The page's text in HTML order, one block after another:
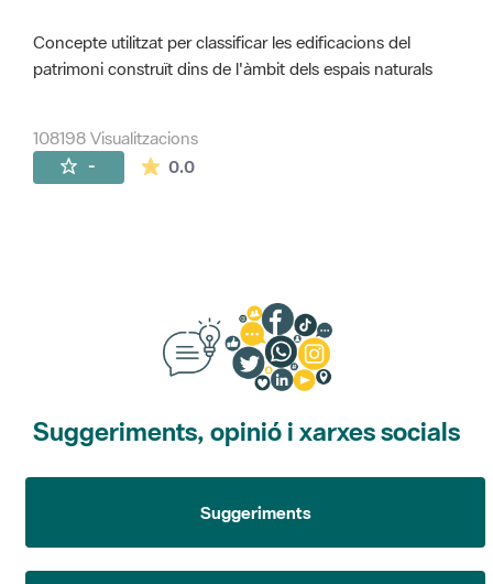
Concepte utilitzat per classificar les edificacions del
patrimoni construït dins de l'àmbit dels espais naturals
108198 Visualitzacions
- 0.0La mitjana de les valoracions és de 0
Suggeriments, opinió i xarxes socials
Suggeriments